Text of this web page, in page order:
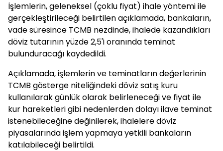
İşlemlerin, geleneksel (çoklu fiyat) ihale yöntemi ile
gerçekleştirileceği belirtilen açıklamada, bankaların,
vade süresince TCMB nezdinde, ihalede kazandıkları
döviz tutarının yüzde 2,5'i oranında teminat
bulunduracağı kaydedildi.
Açıklamada, işlemlerin ve teminatların değerlerinin
TCMB gösterge niteliğindeki döviz satış kuru
kullanılarak günlük olarak belirleneceği ve fiyat ile
kur hareketleri gibi nedenlerden dolayı ilave teminat
istenebileceğine değinilerek, ihalelere döviz
piyasalarında işlem yapmaya yetkili bankaların
katılabileceği belirtildi.